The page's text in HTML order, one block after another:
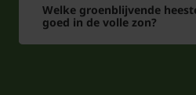
Welke groenblijvende
goed in de volle zon?